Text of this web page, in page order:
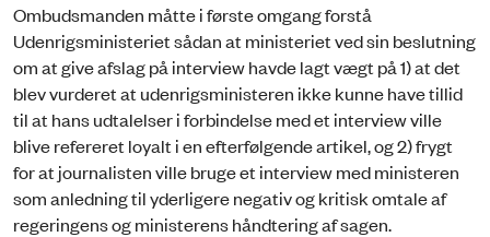
Ombudsmanden måtte i første omgang forstå
Udenrigsministeriet sådan at ministeriet ved sin beslutning
om at give afslag på interview havde lagt vægt på 1) at det
blev vurderet at udenrigsministeren ikke kunne have tillid
til at hans udtalelser i forbindelse med et interview ville
blive refereret loyalt i en efterfølgende artikel, og 2) frygt
for at journalisten ville bruge et interview med ministeren
som anledning til yderligere negativ og kritisk omtale af
regeringens og ministerens håndtering af sagen.